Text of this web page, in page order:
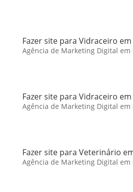
Fazer site para Vidraceiro em
Agência de Marketing Digital em
Fazer site para Vidraceiro
Agência de Marketing Digital em
Fazer site para Veterinário
Agência de Marketing Digital em